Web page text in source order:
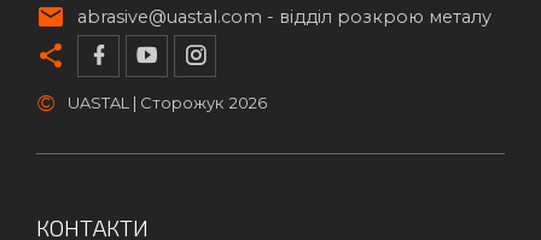
abrasive@uastal.com - відділ розкрою металу
© UASTAL | Сторожук 2026
КОНТАКТИ